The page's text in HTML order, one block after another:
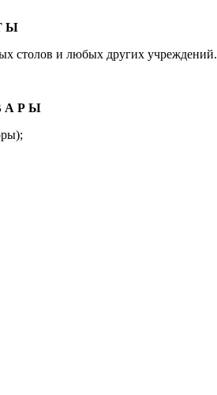
Ы
столов и любых других учреждений.
Р Ы